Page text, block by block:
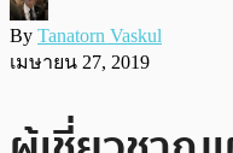
By Tanatorn Vaskul
เมษายน 27, 2019